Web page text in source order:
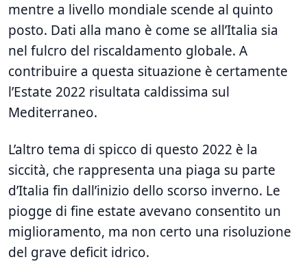
mentre a livello mondiale scende al quinto
posto. Dati alla mano è come se all’Italia sia
nel fulcro del riscaldamento globale. A
contribuire a questa situazione è certamente
l’Estate 2022 risultata caldissima sul
Mediterraneo.
L’altro tema di spicco di questo 2022 è la
siccità, che rappresenta una piaga su parte
d’Italia fin dall’inizio dello scorso inverno. Le
piogge di fine estate avevano consentito un
miglioramento, ma non certo una risoluzione
del grave deficit idrico.